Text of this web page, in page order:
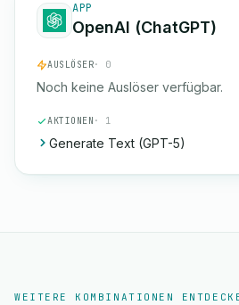
APP
OpenAI (ChatGPT)
AUSLÖSER· 0
Noch keine Auslöser verfügbar.
AKTIONEN · 1
Generate Text (GPT-5)
WEITERE KOMBINATIONEN